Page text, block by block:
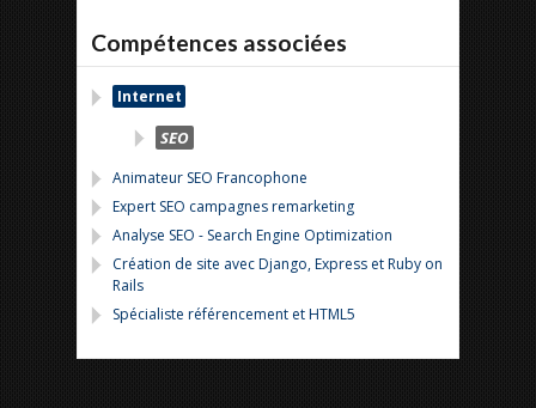
Compétences associées
Internet
SEO
Animateur SEO Francophone
Expert SEO campagnes remarketing
Analyse SEO - Search Engine Optimization
Création de site avec Django, Express et Ruby on
Rails
Spécialiste référencement et HTML5